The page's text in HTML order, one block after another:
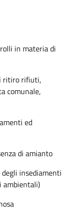
in materia di
ritiro rifiuti,
comunale,
ed
di amianto
degli insediamenti
ambientali)